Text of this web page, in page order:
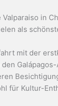
in
als
mit der
den
für Kultur-